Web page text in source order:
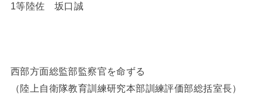
1等陸佐 坂口誠
西部方面総監部監察官を命ずる
（陸上自衛隊教育訓練研究本部訓練評価部総括室長）